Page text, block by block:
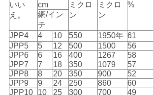
地
図
PRIVACY
POLICY
いい
え。
cm
ミクロ
ン
ミクロ
ン
%
網/イン
チ
JPP4
4 10 550 1950年 61
JPP5
5 12 500 1500 56
JPP6
6 16 400 1267 58
JPP7
7 18 350 1079 57
JPP8
8 20 350 900 52
JPP9
9 24 250 860 60
JPP10
10 25 300 700 49